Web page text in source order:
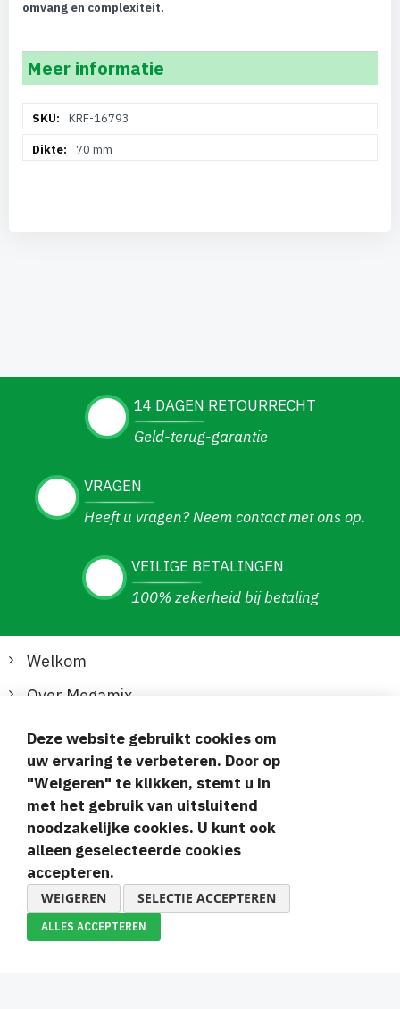
omvang en complexiteit.
Meer informatie
informatieKRF-16793
70 mm
14 DAGEN RETOURRECHT
Geld-terug-garantie
VRAGEN
Heeft u vragen? Neem contact met ons op.
VEILIGE BETALINGEN
100% zekerheid bij betaling
Welkom
Over Megamix
Informatie
Klantenservice
Veilige en gemakkelijke betalingen
Deze website gebruikt cookies om
uw ervaring te verbeteren. Door op
"Weigeren" te klikken, stemt u in
met het gebruik van uitsluitend
noodzakelijke cookies. U kunt ook
alleen geselecteerde cookies
accepteren.
WEIGEREN SELECTIE ACCEPTEREN
ALLES ACCEPTEREN